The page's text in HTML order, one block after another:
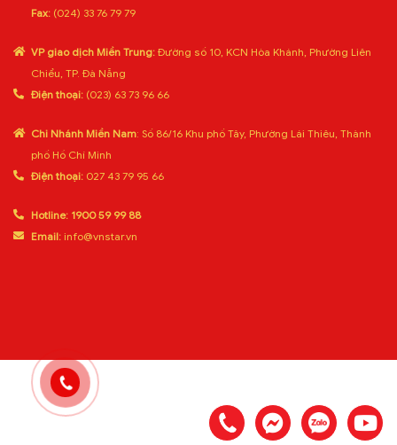
Fax: (024) 33 76 79 79
VP giao dịch Miền Trung: Đường số 10, KCN Hòa Khánh, Phường Liên
Chiểu, TP. Đà Nẵng
Điện thoại: (023) 63 73 96 66
Chi Nhánh Miền Nam: Số 86/16 Khu phố Tây, Phường Lái Thiêu, Thành
phố Hồ Chí Minh
Điện thoại: 027 43 79 95 66
Hotline: 1900 59 99 88
Email: info@vnstar.vn